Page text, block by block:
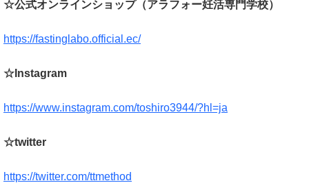
☆公式オンラインショップ（アラフォー妊活専門学校）
https://fastinglabo.official.ec/
☆Instagram
https://www.instagram.com/toshiro3944/?hl=ja
☆twitter
https://twitter.com/ttmethod